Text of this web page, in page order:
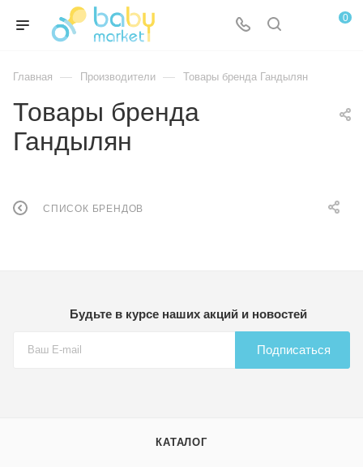
0
Главная — Производители — Товары бренда Гандылян
Товары бренда
Гандылян
СПИСОК БРЕНДОВ
Будьте в курсе наших акций и новостей
Подписаться
КАТАЛОГ